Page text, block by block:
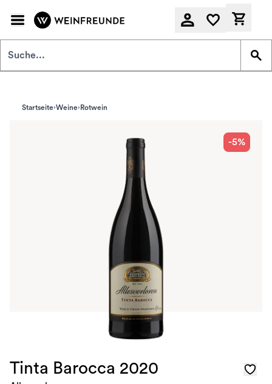
Startseite Weine Rotwein
-5%
Tinta Barocca 2020